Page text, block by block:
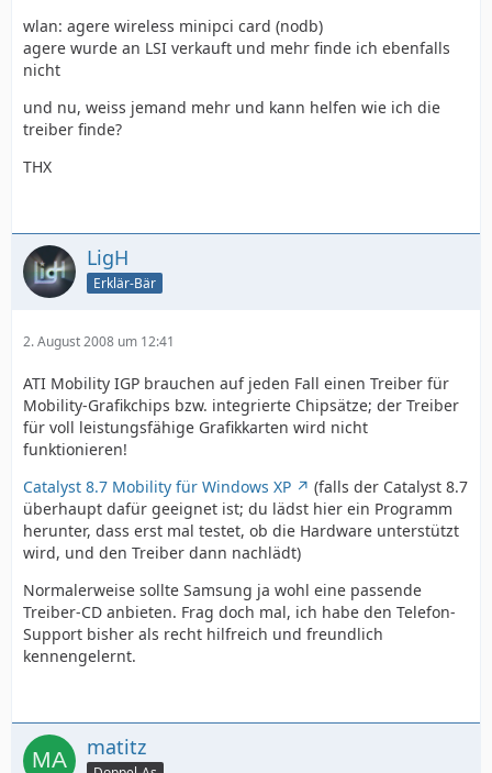
wlan: agere wireless minipci card (nodb)
agere wurde an LSI verkauft und mehr finde ich ebenfalls
nicht
und nu, weiss jemand mehr und kann helfen wie ich die
treiber finde?
THX
LigH
Erklär-Bär
2. August 2008 um 12:41
ATI Mobility IGP brauchen auf jeden Fall einen Treiber für
Mobility-Grafikchips bzw. integrierte Chipsätze; der Treiber
für voll leistungsfähige Grafikkarten wird nicht
funktionieren!
Catalyst 8.7 Mobility für Windows XP
(falls der Catalyst 8.7
überhaupt dafür geeignet ist; du lädst hier ein Programm
herunter, dass erst mal testet, ob die Hardware unterstützt
wird, und den Treiber dann nachlädt)
Normalerweise sollte Samsung ja wohl eine passende
Treiber-CD anbieten. Frag doch mal, ich habe den Telefon-
Support bisher als recht hilfreich und freundlich
kennengelernt.
matitz